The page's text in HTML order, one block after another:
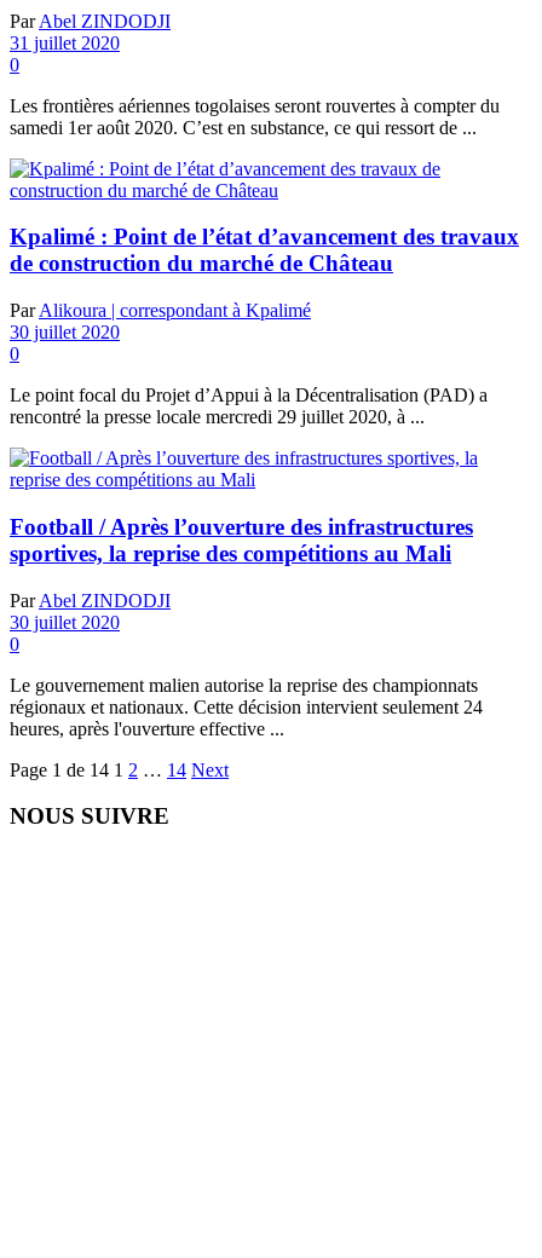
Par Abel ZINDODJI
31 juillet 2020
0
Les frontières aériennes togolaises seront rouvertes à compter du
samedi 1er août 2020. C’est en substance, ce qui ressort de ...
Kpalimé : Point de l’état d’avancement des travaux
de construction du marché de Château
Par Alikoura | correspondant à Kpalimé
30 juillet 2020
0
Le point focal du Projet d’Appui à la Décentralisation (PAD) a
rencontré la presse locale mercredi 29 juillet 2020, à ...
Football / Après l’ouverture des infrastructures
sportives, la reprise des compétitions au Mali
Par Abel ZINDODJI
30 juillet 2020
0
Le gouvernement malien autorise la reprise des championnats
régionaux et nationaux. Cette décision intervient seulement 24
heures, après l'ouverture effective ...
Page 1 de 14 1 2 … 14 Next
NOUS SUIVRE